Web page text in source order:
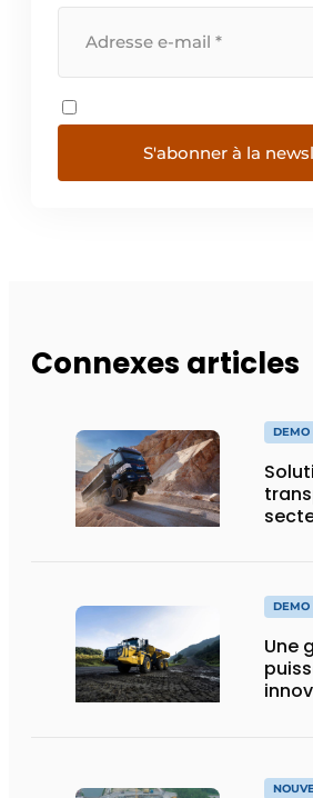
S'abonner à la
Connexes articles
DEMO
DEMO
Une